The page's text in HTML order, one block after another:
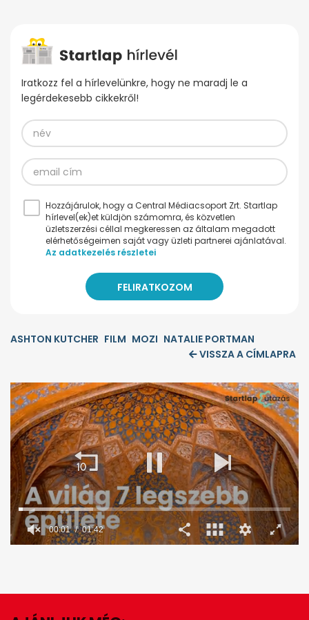
Iratkozz fel a hírlevelünkre, hogy ne maradj le a
legérdekesebb cikkekről!
Hozzájárulok, hogy a Central Médiacsoport Zrt. Startlap
hírlevel(ek)et küldjön számomra, és közvetlen
üzletszerzési céllal megkeressen az általam megadott
elérhetőségeimen saját vagy üzleti partnerei ajánlatával.
Az adatkezelés részletei
ASHTON KUTCHER FILM MOZI NATALIE PORTMAN
VISSZA A CÍMLAPRA
minute,
seconds
00:02 01:42